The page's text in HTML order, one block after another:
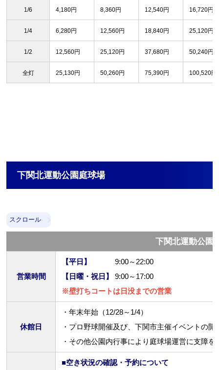
1/6 4,180円 8,360円 12,540円 16,720円
1/4 6,280円 12,560円 18,840円 25,120円
1/2 12,560円 25,120円 37,680円 50,240円
全灯 25,130円 50,260円 75,390円 100,520円
下関北運動公園庭球場
スクロール
下関北運動公園
営業時間
【平日】
9:00～22:00
【日曜・祝日】
9:00～17:00
※壁打ちコートは日没までの営業
休館日
・年末年始（12/28～1/4）
・プロ野球開催及び、下関市主催イベントの開
・その他公園内行事により庭球場運営に支障を
■空き状況の確認・予約について